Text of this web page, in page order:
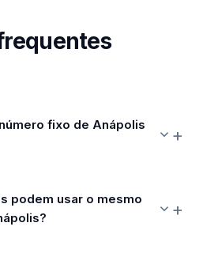
fixo de Anápolis
podem usar o mesmo